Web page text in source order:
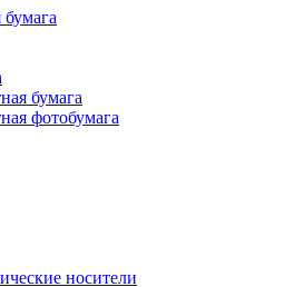
бумага
фотобумага
носители